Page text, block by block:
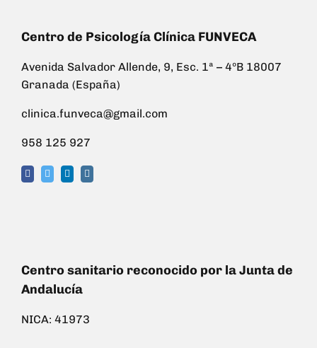
Centro de Psicología Clínica FUNVECA
Avenida Salvador Allende, 9, Esc. 1ª – 4ºB 18007
Granada (España)
clinica.funveca@gmail.com
958 125 927
Centro sanitario reconocido por la Junta de
Andalucía
NICA: 41973